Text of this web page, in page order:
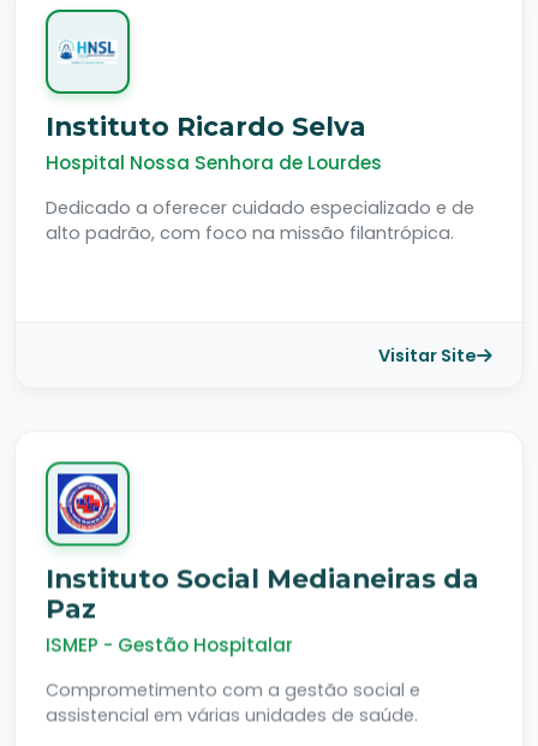
Instituto Ricardo Selva
Hospital Nossa Senhora de Lourdes
Dedicado a oferecer cuidado especializado e de
alto padrão, com foco na missão filantrópica.
Visitar Site
Instituto Social Medianeiras da
Paz
ISMEP - Gestão Hospitalar
Comprometimento com a gestão social e
assistencial em várias unidades de saúde.